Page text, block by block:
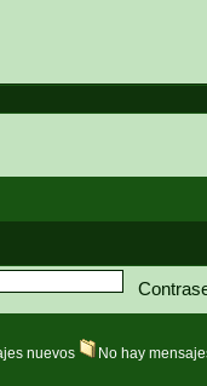
nuevos No hay